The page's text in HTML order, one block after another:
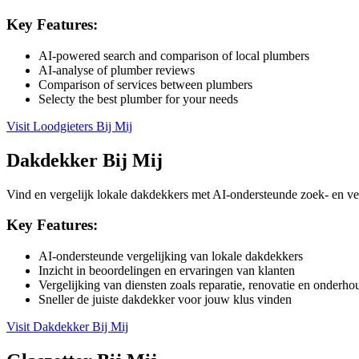
Key Features:
AI-powered search and comparison of local plumbers
AI-analyse of plumber reviews
Comparison of services between plumbers
Selecty the best plumber for your needs
Visit Loodgieters Bij Mij
Dakdekker Bij Mij
Vind en vergelijk lokale dakdekkers met AI-ondersteunde zoek- en
Key Features:
AI-ondersteunde vergelijking van lokale dakdekkers
Inzicht in beoordelingen en ervaringen van klanten
Vergelijking van diensten zoals reparatie, renovatie en
Sneller de juiste dakdekker voor jouw klus vinden
Visit Dakdekker Bij Mij